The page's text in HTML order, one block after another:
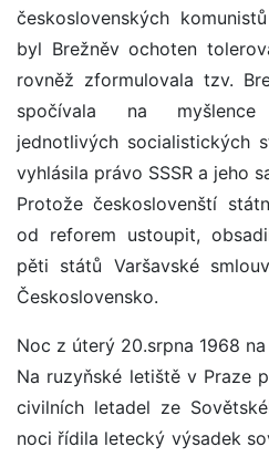
československých
byl Brežněv ochoten
rovněž zformulovala tzv.
spočívala na myšlence
jednotlivých socialistických
vyhlásila právo SSSR a jeho
Protože českoslovenští
od reforem ustoupit,
pěti států Varšavské
Československo.
Noc z úterý 20.srpna 1968
Na ruzyňské letiště v Praze
civilních letadel ze
noci řídila letecký výsadek